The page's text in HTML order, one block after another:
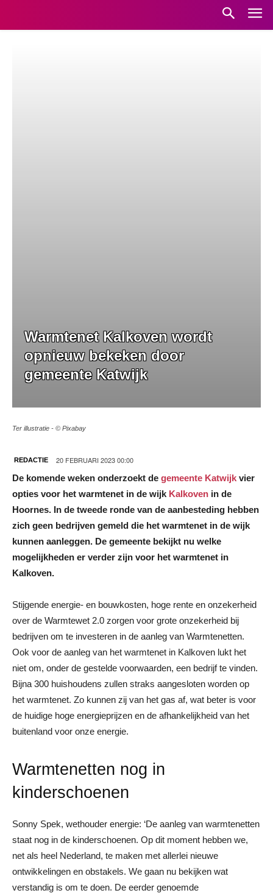
Warmtenet Kalkoven wordt
opnieuw bekeken door
gemeente Katwijk
Ter illustratie - © Pixabay
REDACTIE 20 FEBRUARI 2023 00:00
De komende weken onderzoekt de gemeente Katwijk vier
opties voor het warmtenet in de wijk Kalkoven in de
Hoornes. In de tweede ronde van de aanbesteding hebben
zich geen bedrijven gemeld die het warmtenet in de wijk
kunnen aanleggen. De gemeente bekijkt nu welke
mogelijkheden er verder zijn voor het warmtenet in
Kalkoven.
Stijgende energie- en bouwkosten, hoge rente en onzekerheid
over de Warmtewet 2.0 zorgen voor grote onzekerheid bij
bedrijven om te investeren in de aanleg van Warmtenetten.
Ook voor de aanleg van het warmtenet in Kalkoven lukt het
niet om, onder de gestelde voorwaarden, een bedrijf te vinden.
Bijna 300 huishoudens zullen straks aangesloten worden op
het warmtenet. Zo kunnen zij van het gas af, wat beter is voor
de huidige hoge energieprijzen en de afhankelijkheid van het
buitenland voor onze energie.
Warmtenetten nog in
kinderschoenen
Sonny Spek, wethouder energie: ‘De aanleg van warmtenetten
staat nog in de kinderschoenen. Op dit moment hebben we,
net als heel Nederland, te maken met allerlei nieuwe
ontwikkelingen en obstakels. We gaan nu bekijken wat
verstandig is om te doen. De eerder genoemde